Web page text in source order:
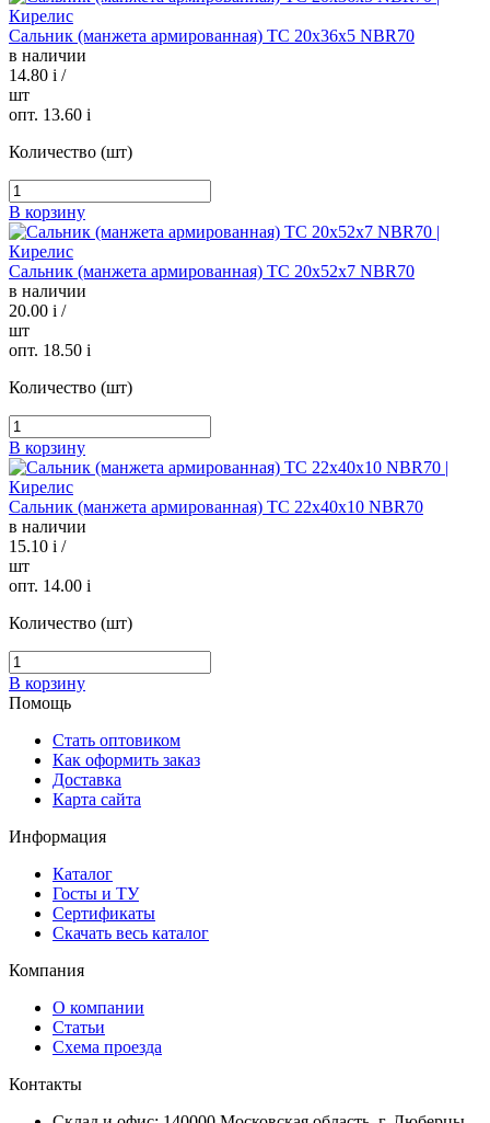
Сальник (манжета армированная) TC 20х36х5 NBR70
в наличии
14.80 i /
шт
опт. 13.60 i
Количество (шт)
В корзину
Сальник (манжета армированная) TC 20х52х7 NBR70
в наличии
20.00 i /
шт
опт. 18.50 i
Количество (шт)
В корзину
Сальник (манжета армированная) TC 22х40х10 NBR70
в наличии
15.10 i /
шт
опт. 14.00 i
Количество (шт)
В корзину
Помощь
Стать оптовиком
Как оформить заказ
Доставка
Карта сайта
Информация
Каталог
Госты и ТУ
Сертификаты
Скачать весь каталог
Компания
О компании
Статьи
Схема проезда
Контакты